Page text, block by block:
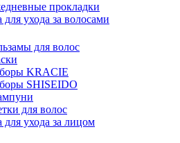
прокладки
для ухода за волосами
для волос
KRACIE
SHISEIDO
для волос
для ухода за лицом